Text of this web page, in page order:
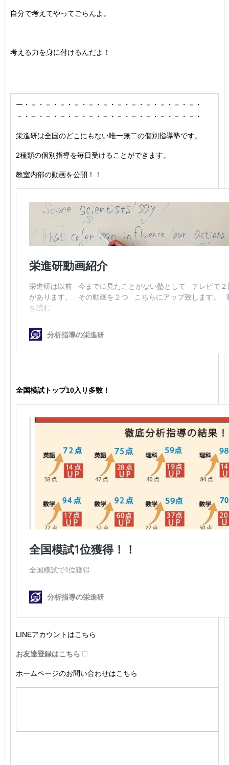
自分で考えてやってごらんよ。
考える力を身に付けるんだよ！
ー・－・－・－・－・－・－・－・－・－・－・－・－・
－・－・－・－・－・－・－・－・－・－・－・－・－・
栄進研は全国のどこにもない唯一無二の個別指導塾です。
2種類の個別指導を毎日受けることができます。
教室内部の動画を公開！！
全国模試トップ10入り多数！
LINEアカウントはこちら
お友達登録はこちら
ホームページのお問い合わせはこちら